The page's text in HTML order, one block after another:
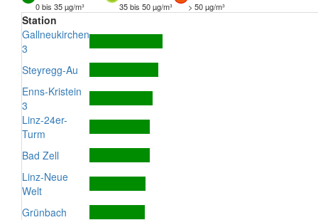
0 bis 35 µg/m³
35 bis 50 µg/m³ > 50 µg/m³
Station
Gallneukirchen
3
Steyregg-Au
Enns-Kristein
3
Linz-24er-
Turm
Bad Zell
Linz-Neue
Welt
Grünbach